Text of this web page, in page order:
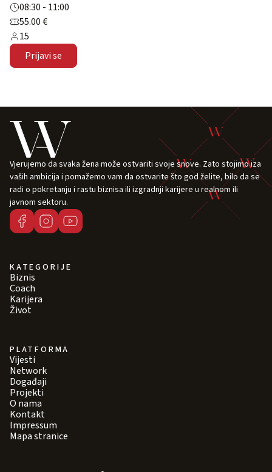
08:30 - 11:00
55.00 €
15
Prijavi se
Vjerujemo da svaka žena može ostvariti svoje snove. Zato stojimo iza
vaših ambicija i pomažemo vam da ostvarite što god želite, bilo da se
radi o pokretanju i rastu biznisa ili izgradnji karijere u realnom ili
javnom sektoru.
KATEGORIJE
Biznis
Coach
Karijera
Život
PLATFORMA
Vijesti
Network
Događaji
Projekti
O nama
Kontakt
Impressum
Mapa stranice